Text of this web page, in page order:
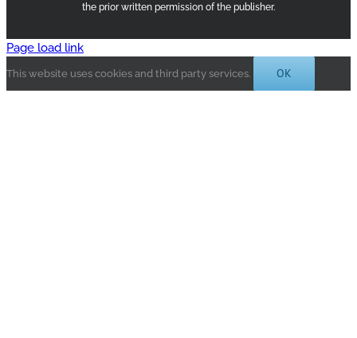
the prior written permission of the publisher.
Page load link
This website uses cookies and third party services. OK